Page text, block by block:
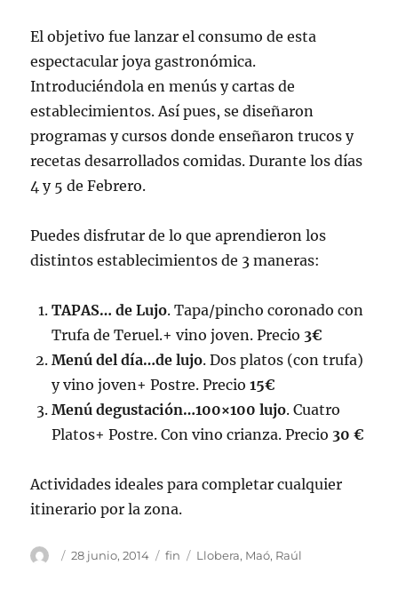
El objetivo fue lanzar el consumo de esta
espectacular joya gastronómica.
Introduciéndola en menús y cartas de
establecimientos. Así pues, se diseñaron
programas y cursos donde enseñaron trucos y
recetas desarrollados comidas. Durante los días
4 y 5 de Febrero.
Puedes disfrutar de lo que aprendieron los
distintos establecimientos de 3 maneras:
TAPAS… de Lujo. Tapa/pincho coronado con
Trufa de Teruel.+ vino joven. Precio 3€
Menú del día…de lujo. Dos platos (con trufa)
y vino joven+ Postre. Precio15€
Menú degustación…100×100 lujo. Cuatro
Platos+ Postre. Con vino crianza. Precio 30 €
Actividades ideales para completar cualquier
itinerario por la zona.
Autor
Publicado
28 junio, 2014 Categorías
fin Etiquetas
Llobera, Maó, Raúl